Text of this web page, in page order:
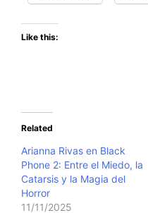
Like this:
Related
Arianna Rivas en Black
Phone 2: Entre el Miedo, la
Catarsis y la Magia del
Horror
11/11/2025